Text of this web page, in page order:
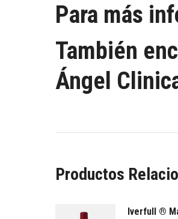
Para más
También
Ángel
Productos
Iverfull ®